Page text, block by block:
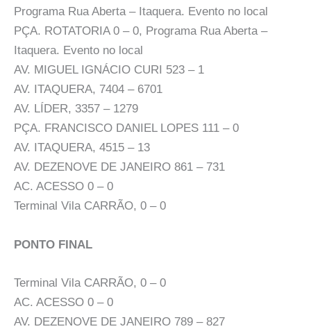
Programa Rua Aberta – Itaquera. Evento no local
PÇA. ROTATORIA 0 – 0, Programa Rua Aberta –
Itaquera. Evento no local
AV. MIGUEL IGNÁCIO CURI 523 – 1
AV. ITAQUERA, 7404 – 6701
AV. LÍDER, 3357 – 1279
PÇA. FRANCISCO DANIEL LOPES 111 – 0
AV. ITAQUERA, 4515 – 13
AV. DEZENOVE DE JANEIRO 861 – 731
AC. ACESSO 0 – 0
Terminal Vila CARRÃO, 0 – 0
PONTO FINAL
Terminal Vila CARRÃO, 0 – 0
AC. ACESSO 0 – 0
AV. DEZENOVE DE JANEIRO 789 – 827